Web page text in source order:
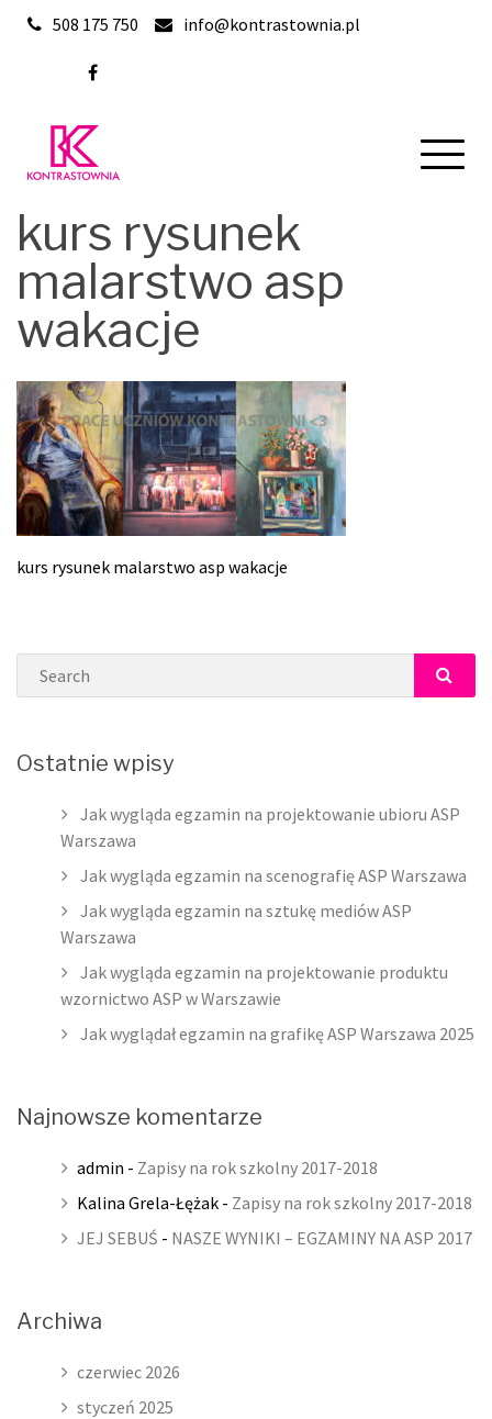
Skip
508 175 750 info@kontrastownia.pl
kurs rysunek
malarstwo asp
wakacje
kurs rysunek malarstwo asp wakacje
Search
Ostatnie wpisy
Jak wygląda egzamin na projektowanie ubioru ASP
Warszawa
Jak wygląda egzamin na scenografię ASP Warszawa
Jak wygląda egzamin na sztukę mediów ASP
Warszawa
Jak wygląda egzamin na projektowanie produktu
wzornictwo ASP w Warszawie
Jak wyglądał egzamin na grafikę ASP Warszawa 2025
Najnowsze komentarze
admin - Zapisy na rok szkolny 2017-2018
Kalina Grela-Łężak - Zapisy na rok szkolny 2017-2018
JEJ SEBUŚ - NASZE WYNIKI – EGZAMINY NA ASP 2017
Archiwa
czerwiec 2026
styczeń 2025